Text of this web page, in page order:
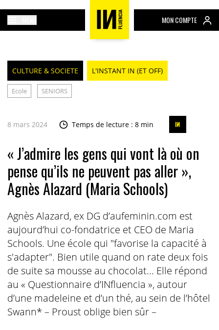
MON COMPTE
CULTURE & SOCIETE L'INSTANT IN (ET OFF)
Ecole SENIORS
8 mars 2024 Temps de lecture : 8 min
« J’admire les gens qui vont là où on
pense qu’ils ne peuvent pas aller »,
Agnès Alazard (Maria Schools)
Agnès Alazard, ex DG d’aufeminin.com est
aujourd’hui co-fondatrice et CEO de Maria
Schools. Une école qui "favorise la capacité à
s'adapter". Bien utile quand on rate deux fois
de suite sa mousse au chocolat... Elle répond
au « Questionnaire d’INfluencia », autour
d’une madeleine et d’un thé, au sein de l’hôtel
Swann* – Proust oblige bien sûr –